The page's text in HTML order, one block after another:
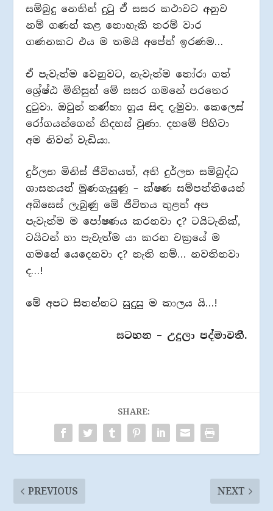
සම්බුදු නෙතින් දුටු ඒ සසර කථාවට අනුව
නම් ගණන් කළ නොහැකි තරම් වාර
ගණනකට එය ම තමයි අපේත් ඉරණම…
ඒ පැවැත්ම වෙනුවට, නැවැත්ම තෝරා ගත්
ශ්‍රේෂ්ඨ මිනිසුන් මේ සසර ගමනේ පරතෙර
දුටුවා. ඔවුන් තණ්හා හූය සිඳ දැමුවා. කෙලෙස්
රෝගයන්ගෙන් නිදහස් වුණා. දහමේ පිහිටා
අම නිවන් වැඩියා.
දුර්ලභ මිනිස් ජීවිතයත්, අති දුර්ලභ සම්බුද්ධ
ශාසනයත් මුණගැසුණු – ක්ෂණ සම්පත්තියෙන්
අබිසෙස් ලැබුණු මේ ජීවිතය තුළත් අප
පැවැත්ම ම පෝෂණය කරනවා ද? ටයිටැනික්,
ටයිටන් හා පැවැත්ම යා කරන චක්‍රයේ ම
ගමනේ යෙදෙනවා ද? නැති නම්… නවතිනවා
ද…!
මේ අපට සිතන්නට සුදුසු ම කාලය යි…!
සටහන – උදුලා පද්මාවතී.
SHARE:
PREVIOUS NEXT